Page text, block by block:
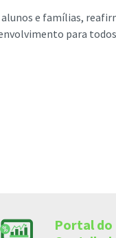
e famílias,
para
Portal do